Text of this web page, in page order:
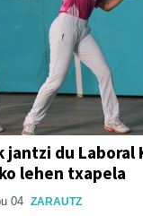
jantzi du Laboral
lehen txapela
04 ZARAUTZ